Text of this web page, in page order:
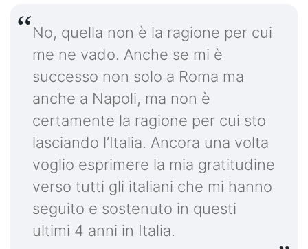
No, quella non è la ragione per cui
me ne vado. Anche se mi è
successo non solo a Roma ma
anche a Napoli, ma non è
certamente la ragione per cui sto
lasciando l’Italia. Ancora una volta
voglio esprimere la mia gratitudine
verso tutti gli italiani che mi hanno
seguito e sostenuto in questi
ultimi 4 anni in Italia.